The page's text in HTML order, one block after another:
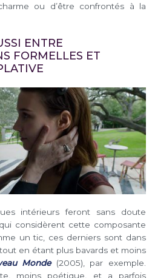
ou d’être confrontés à la
ENTRE
FORMELLES ET
intérieurs feront sans doute
considèrent cette composante
un tic, ces derniers sont dans
en étant plus bavards et moins
Monde(2005), par exemple.
moins poétique, et a parfois